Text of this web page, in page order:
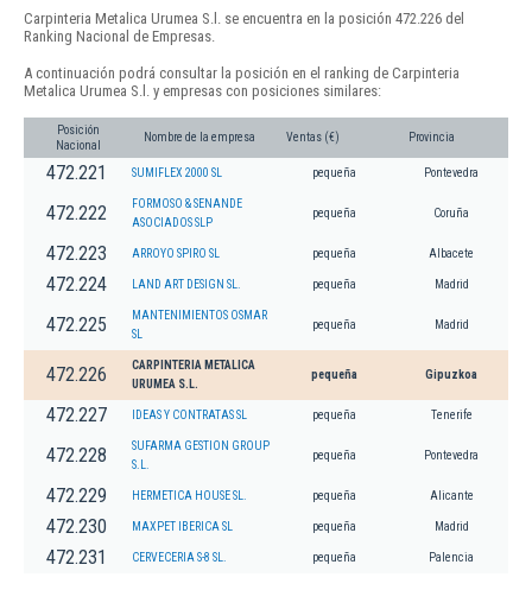
Carpinteria Metalica Urumea S.l. se encuentra en la posición 472.226 del
Ranking Nacional de Empresas.
A continuación podrá consultar la posición en el ranking de Carpinteria
Metalica Urumea S.l. y empresas con posiciones similares:
Posición
Nacional
Nombre de la empresa Ventas (€) Provincia
472.221 SUMIFLEX 2000 SL pequeña Pontevedra
472.222
FORMOSO & SENANDE
ASOCIADOS SLP
pequeña Coruña
472.223 ARROYO SPIRO SL pequeña Albacete
472.224 LAND ART DESIGN SL. pequeña Madrid
472.225
MANTENIMIENTOS OSMAR
SL
pequeña Madrid
472.226
CARPINTERIA METALICA
URUMEA S.L.
pequeña Gipuzkoa
472.227 IDEAS Y CONTRATAS SL pequeña Tenerife
472.228
SUFARMA GESTION GROUP
S.L.
pequeña Pontevedra
472.229 HERMETICA HOUSE SL. pequeña Alicante
472.230 MAXPET IBERICA SL pequeña Madrid
472.231 CERVECERIA S-8 SL. pequeña Palencia